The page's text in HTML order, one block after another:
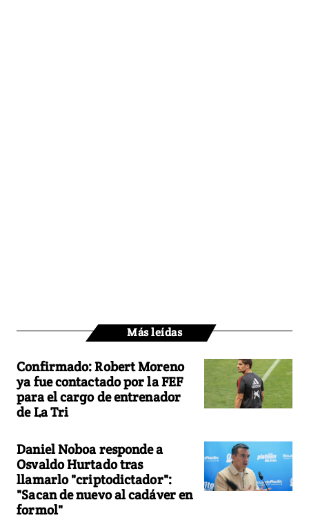
Más leídas
Confirmado: Robert Moreno
ya fue contactado por la FEF
para el cargo de entrenador
de La Tri
Daniel Noboa responde a
Osvaldo Hurtado tras
llamarlo "criptodictador":
"Sacan de nuevo al cadáver en
formol"